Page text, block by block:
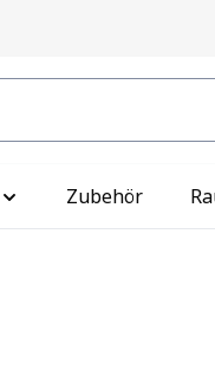
Zubehör